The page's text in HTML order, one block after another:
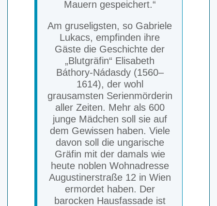
Mauern gespeichert.“
Am gruseligsten, so Gabriele
Lukacs, empfinden ihre
Gäste die Geschichte der
„Blutgräfin“ Elisabeth
Báthory-Nádasdy (1560–
1614), der wohl
grausamsten Serienmörderin
aller Zeiten. Mehr als 600
junge Mädchen soll sie auf
dem Gewissen haben. Viele
davon soll die ungarische
Gräfin mit der damals wie
heute noblen Wohnadresse
Augustinerstraße 12 in Wien
ermordet haben. Der
barocken Hausfassade ist